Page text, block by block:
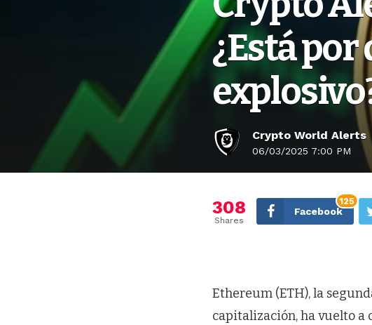
¿Está
Crypto World Alerts
06/03/2025 7:00 PM
308
Shares
Facebook
125
Ethereum (ETH), la
capitalización, ha vuelto a